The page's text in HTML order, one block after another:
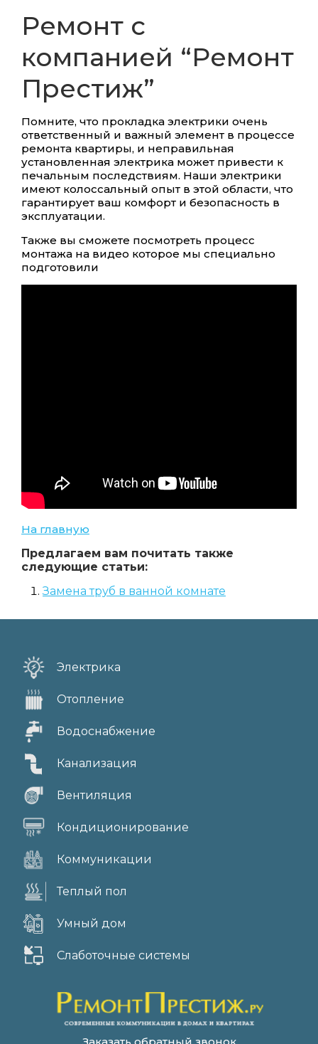
Ремонт с
компанией “Ремонт
Престиж”
Помните, что прокладка электрики очень
ответственный и важный элемент в процессе
ремонта квартиры, и неправильная
установленная электрика может привести к
печальным последствиям. Наши электрики
имеют колоссальный опыт в этой области, что
гарантирует ваш комфорт и безопасность в
эксплуатации.
Также вы сможете посмотреть процесс
монтажа на видео которое мы специально
подготовили
На главную
Предлагаем вам почитать также
следующие статьи:
Замена труб в ванной комнате
Электрика
Отопление
Водоснабжение
Канализация
Вентиляция
Кондиционирование
Коммуникации
Теплый пол
Умный дом
Слаботочные системы